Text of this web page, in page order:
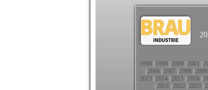
1998 1999 2000 2001
2006 2007 2008 2009
2013 2014 2015 2016
2021 2022 2023|